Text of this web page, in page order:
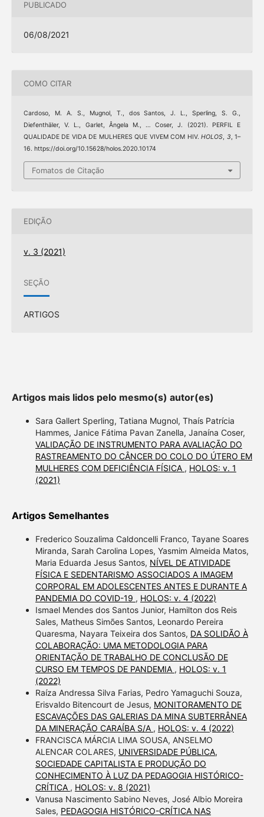
PUBLICADO
06/08/2021
COMO CITAR
Cardoso, M. A. S., Mugnol, T., dos Santos, J. L., Sperling, S. G.,
Diefenthäler, V. L., Garlet, Ângela M., … Coser, J. (2021). PERFIL E
QUALIDADE DE VIDA DE MULHERES QUE VIVEM COM HIV.HOLOS, 3, 1–
16. https://doi.org/10.15628/holos.2020.10174
Fomatos de Citação
EDIÇÃO
v. 3 (2021)
SEÇÃO
ARTIGOS
Artigos mais lidos pelo mesmo(s) autor(es)
Sara Gallert Sperling, Tatiana Mugnol, Thaís Patrícia
Hammes, Janice Fátima Pavan Zanella, Janaína Coser,
VALIDAÇÃO DE INSTRUMENTO PARA AVALIAÇÃO DO
RASTREAMENTO DO CÂNCER DO COLO DO ÚTERO EM
MULHERES COM DEFICIÊNCIA FÍSICA , HOLOS: v. 1
(2021)
Artigos Semelhantes
Frederico Souzalima Caldoncelli Franco, Tayane Soares
Miranda, Sarah Carolina Lopes, Yasmim Almeida Matos,
Maria Eduarda Jesus Santos, NÍVEL DE ATIVIDADE
FÍSICA E SEDENTARISMO ASSOCIADOS A IMAGEM
CORPORAL EM ADOLESCENTES ANTES E DURANTE A
PANDEMIA DO COVID-19 , HOLOS: v. 4 (2022)
Ismael Mendes dos Santos Junior, Hamilton dos Reis
Sales, Matheus Simões Santos, Leonardo Pereira
Quaresma, Nayara Teixeira dos Santos, DA SOLIDÃO À
COLABORAÇÃO: UMA METODOLOGIA PARA
ORIENTAÇÃO DE TRABALHO DE CONCLUSÃO DE
CURSO EM TEMPOS DE PANDEMIA , HOLOS: v. 1
(2022)
Raíza Andressa Silva Farias, Pedro Yamaguchi Souza,
Erisvaldo Bitencourt de Jesus, MONITORAMENTO DE
ESCAVAÇÕES DAS GALERIAS DA MINA SUBTERRÂNEA
DA MINERAÇÃO CARAÍBA S/A , HOLOS: v. 4 (2022)
FRANCISCA MÁRCIA LIMA SOUSA, ANSELMO
ALENCAR COLARES, UNIVERSIDADE PÚBLICA,
SOCIEDADE CAPITALISTA E PRODUÇÃO DO
CONHECIMENTO À LUZ DA PEDAGOGIA HISTÓRICO-
CRÍTICA , HOLOS: v. 8 (2021)
Vanusa Nascimento Sabino Neves, José Albio Moreira
Sales, PEDAGOGIA HISTÓRICO-CRÍTICA NAS